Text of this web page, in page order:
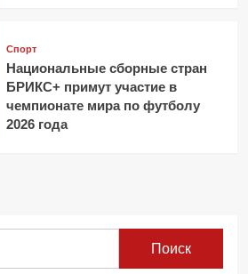
Спорт
Национальные сборные стран
БРИКС+ примут участие в
чемпионате мира по футболу
2026 года